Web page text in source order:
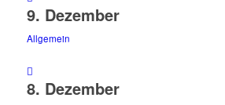
9. Dezember
Allgemein
8. Dezember